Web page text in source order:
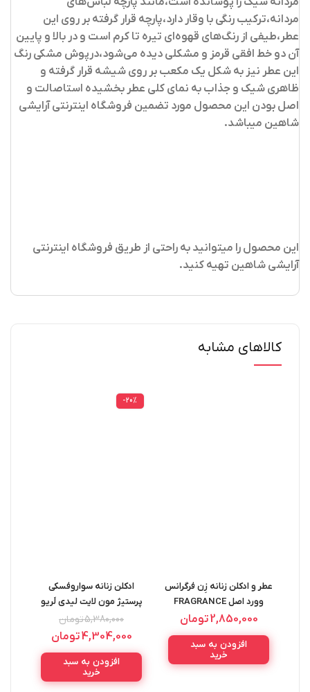
مردانه،ترکیب رنگی با وقار دارد،پارچه قرار گرفته بر روی این
عطر،طیفی از رنگ‌های قهوه‌ای تیره تا کرم است و در بالا و پایین
آن دو خط افقی قرمز و مشکلی دیده می‌شود،درپوش مشکی رنگ
این عطر نیز به شکل یک مکعب بر روی شیشه قرار گرفته و
ظاهری شیک و جذاب به نمای کلی عطر بخشیده استاصالت و
اصل بودن این محصول مورد تضمین فروشگاه اینترنتی آرایشی
شاهین میباشد.
این محصول را میتوانید به راحتی از طریق فروشگاه اینترنتی
آرایشی شاهین تهیه کنید.
کالاهای مشابه
عطر و ادکلن زنانه زِن فرگرانس
وورد اصل FRAGRANCE
WORLD ZAN 100ML
2,850,000تومان
افزودن به سبد
خرید
-20%
ادکلن زنانه سواروفسکی
پرستیژ مون لایت لیدی لَریو
اصل La Rive Perestige
Moon Light Lady 75ML
5,380,000تومان
4,304,000تومان
افزودن به سبد
خرید